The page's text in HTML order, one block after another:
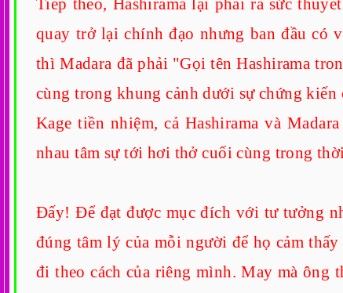
Tiếp theo, Hashirama lại phải ra sức
quay trở lại chính đạo nhưng ban đầu có
thì Madara đã phải "Gọi tên Hashirama
cùng trong khung cảnh dưới sự chứng kiến
Kage tiền nhiệm, cả Hashirama và
nhau tâm sự tới hơi thở cuối cùng trong
Đấy! Để đạt được mục đích với tư tưởng
đúng tâm lý của mỗi người để họ cảm
đi theo cách của riêng mình. May mà ông